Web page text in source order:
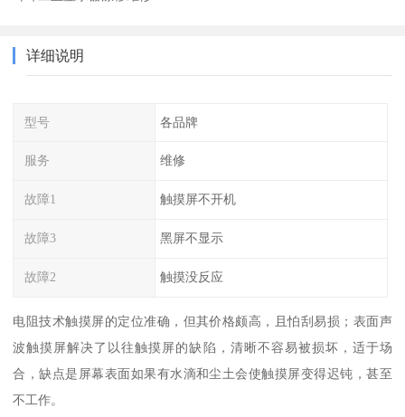
详细说明
型号 各品牌
服务 维修
故障1 触摸屏不开机
故障3 黑屏不显示
故障2 触摸没反应
电阻技术触摸屏的定位准确，但其价格颇高，且怕刮易损；表面声
波触摸屏解决了以往触摸屏的缺陷，清晰不容易被损坏，适于场
合，缺点是屏幕表面如果有水滴和尘土会使触摸屏变得迟钝，甚至
不工作。